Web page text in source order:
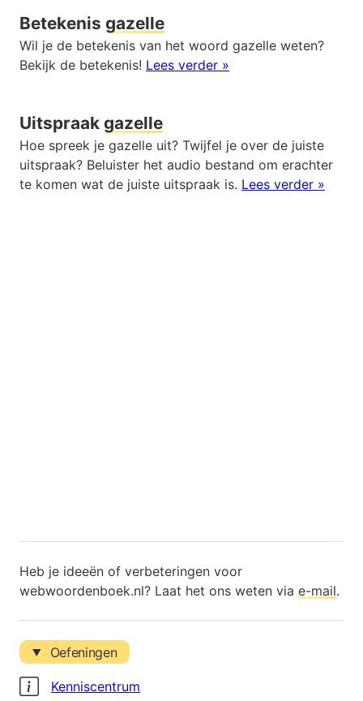
Betekenis gazelle
Wil je de betekenis van het woord gazelle weten?
Bekijk de betekenis! Lees verder »
Uitspraak gazelle
Hoe spreek je gazelle uit? Twijfel je over de juiste
uitspraak? Beluister het audio bestand om erachter
te komen wat de juiste uitspraak is. Lees verder »
Heb je ideeën of verbeteringen voor
webwoordenboek.nl? Laat het ons weten via e-mail.
Oefeningen
Kenniscentrum